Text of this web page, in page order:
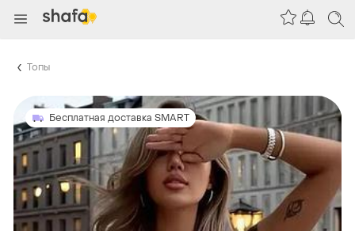
Топы
Бесплатная доставка SMART